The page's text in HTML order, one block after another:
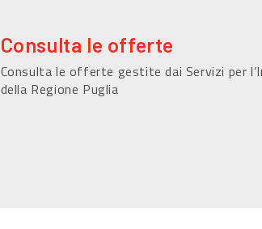
Consulta le offerte
Consulta le offerte gestite dai Servizi per
della Regione Puglia